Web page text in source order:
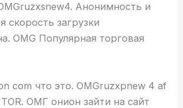
Анонимность и
скорость загрузки
OMG Популярная торговая
com что это. OMGruzxpnew 4 af
TOR. ОМГ онион зайти на сайт